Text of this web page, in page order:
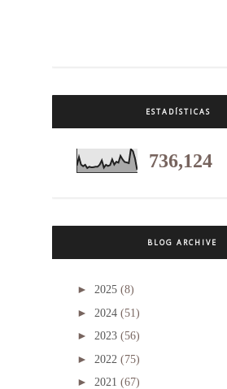
ESTADÍSTICAS
736,124
BLOG ARCHIVE
► 2025 (8)
► 2024 (51)
► 2023 (56)
► 2022 (75)
► 2021 (67)